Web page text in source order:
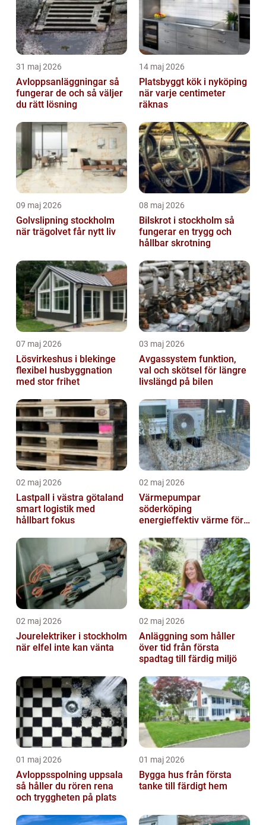
31 maj 2026
Avloppsanläggningar så
fungerar de och så väljer
du rätt lösning
14 maj 2026
Platsbyggt kök i nyköping
när varje centimeter
räknas
09 maj 2026
Golvslipning stockholm
när trägolvet får nytt liv
08 maj 2026
Bilskrot i stockholm så
fungerar en trygg och
hållbar skrotning
07 maj 2026
Lösvirkeshus i blekinge
flexibel husbyggnation
med stor frihet
03 maj 2026
Avgassystem funktion,
val och skötsel för längre
livslängd på bilen
02 maj 2026
Lastpall i västra götaland
smart logistik med
hållbart fokus
02 maj 2026
Värmepumpar
söderköping
energieffektiv värme för
02 maj 2026
Jourelektriker i stockholm
när elfel inte kan vänta
02 maj 2026
Anläggning som håller
över tid från första
spadtag till färdig miljö
01 maj 2026
Avloppsspolning uppsala
så håller du rören rena
och tryggheten på plats
01 maj 2026
Bygga hus från första
tanke till färdigt hem